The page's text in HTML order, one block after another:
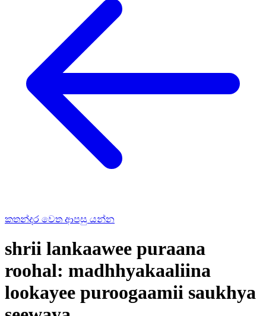
කතන්දර වෙත ආපසු යන්න
shrii lankaawee puraana
roohal: madhhyakaaliina
lookayee puroogaamii saukhya